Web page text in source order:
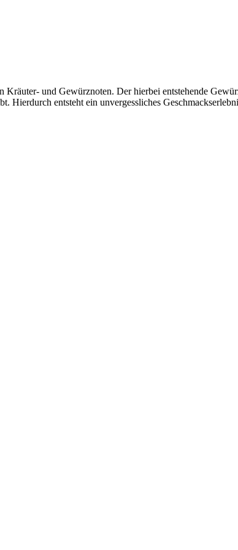
und Gewürznoten. Der hierbei entstehende
Hierdurch entsteht ein unvergessliches